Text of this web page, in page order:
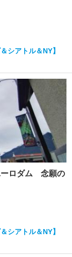
シアトル＆NY】
ーロダム 念願の
シアトル＆NY】